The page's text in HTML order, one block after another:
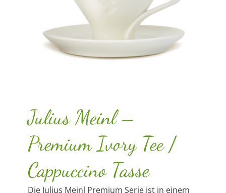
Julius Meinl –
Premium Ivory Tee /
Cappuccino Tasse
Die Julius Meinl Premium Serie ist in einem